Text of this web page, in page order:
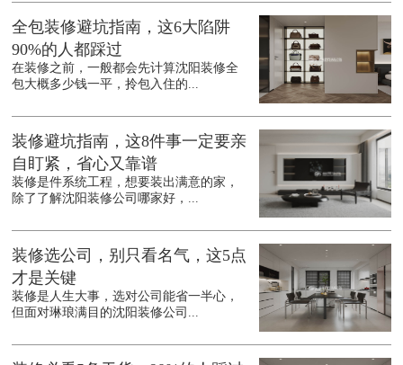
全包装修避坑指南，这6大陷阱
90%的人都踩过
在装修之前，一般都会先计算沈阳装修全
包大概多少钱一平，拎包入住的...
装修避坑指南，这8件事一定要亲
自盯紧，省心又靠谱
装修是件系统工程，想要装出满意的家，
除了了解沈阳装修公司哪家好，...
装修选公司，别只看名气，这5点
才是关键
装修是人生大事，选对公司能省一半心，
但面对琳琅满目的沈阳装修公司...